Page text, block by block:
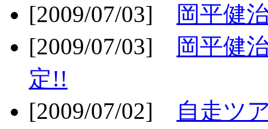
[2009/07/03]
岡平健
[2009/07/03]
岡平健
定!!
[2009/07/02]
自走ツ